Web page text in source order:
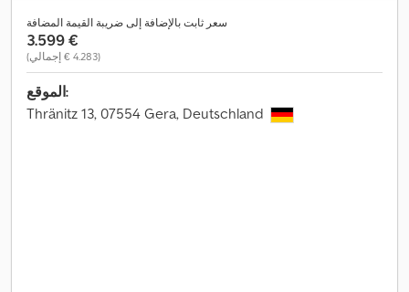
سعر ثابت بالإضافة إلى ضريبة القيمة المضافة
‏3.599 €
(‏4.283 € إجمالي)
الموقع:
Thränitz 13, 07554 Gera, Deutschland